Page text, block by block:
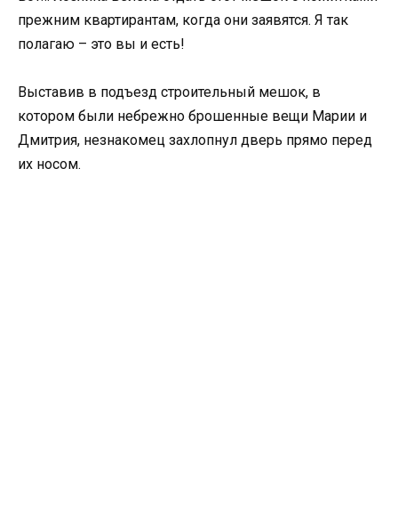
прежним квартирантам, когда они заявятся. Я так
полагаю – это вы и есть!
Выставив в подъезд строительный мешок, в
котором были небрежно брошенные вещи Марии и
Дмитрия, незнакомец захлопнул дверь прямо перед
их носом.